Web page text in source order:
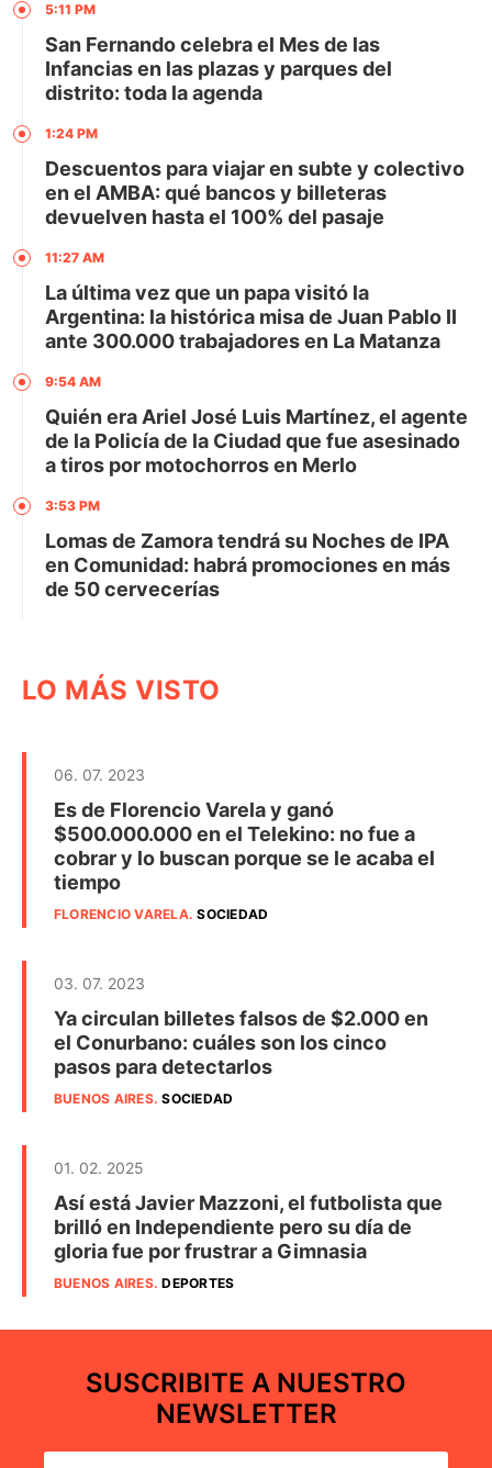
5:11 PM
San Fernando celebra el Mes de las
Infancias en las plazas y parques del
distrito: toda la agenda
1:24 PM
Descuentos para viajar en subte y colectivo
en el AMBA: qué bancos y billeteras
devuelven hasta el 100% del pasaje
11:27 AM
La última vez que un papa visitó la
Argentina: la histórica misa de Juan Pablo II
ante 300.000 trabajadores en La Matanza
9:54 AM
Quién era Ariel José Luis Martínez, el agente
de la Policía de la Ciudad que fue asesinado
a tiros por motochorros en Merlo
3:53 PM
Lomas de Zamora tendrá su Noches de IPA
en Comunidad: habrá promociones en más
de 50 cervecerías
LO MÁS VISTO
06. 07. 2023
Es de Florencio Varela y ganó
$500.000.000 en el Telekino: no fue a
cobrar y lo buscan porque se le acaba el
tiempo
FLORENCIO VARELA.SOCIEDAD
03. 07. 2023
Ya circulan billetes falsos de $2.000 en
el Conurbano: cuáles son los cinco
pasos para detectarlos
BUENOS AIRES.SOCIEDAD
01. 02. 2025
Así está Javier Mazzoni, el futbolista que
brilló en Independiente pero su día de
gloria fue por frustrar a Gimnasia
BUENOS AIRES.DEPORTES
SUSCRIBITE A NUESTRO
NEWSLETTER